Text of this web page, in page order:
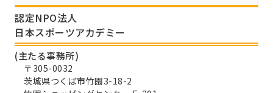
認定NPO法人
日本スポーツアカデミー
(主たる事務所)
〒305-0032
茨城県つくば市竹園3-18-2